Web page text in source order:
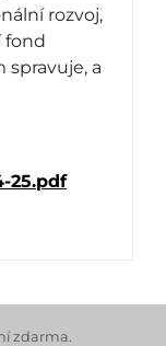
rozvoj,
fond
a
25.pdf
zdarma.